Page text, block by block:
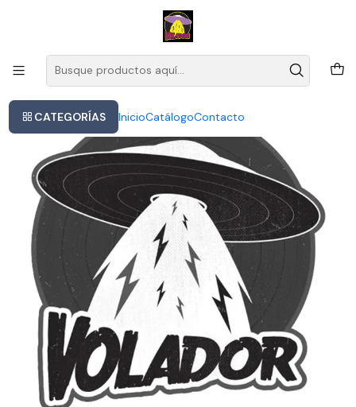
CATEGORÍAS InicioCatálogoContacto
Este es el texto del slide